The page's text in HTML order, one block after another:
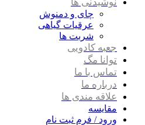
چای و دمنوش
عرقیات گیاهی
شربت ها
جعبه کادویی
توانا مگ
تماس با ما
درباره ما
علاقه مندی ها
مقایسه
ورود / فرم ثبت نام